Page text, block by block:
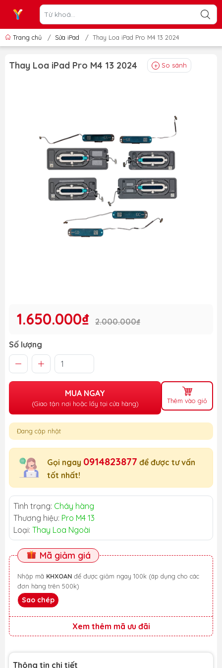
Trang chủ / Sửa iPad / Thay Loa iPad Pro M4 13 2024
Thay Loa iPad Pro M4 13 2024 So sánh
1.650.000₫ 2.000.000₫
Số lượng
MUA NGAY
(Giao tận nơi hoặc lấy tại cửa hàng) Thêm vào giỏ
Đang cập nhật
Gọi ngay 0914823877 để được tư vấn
tốt nhất!
Tình trạng: Cháy hàng
Thương hiệu: Pro M4 13
Loại: Thay Loa Ngoài
Mã giảm giá
Nhập mã KHXOAN
đơn hàng trên 500k)
Sao chép
Xem thêm mã ưu đãi
Thông tin chi tiết